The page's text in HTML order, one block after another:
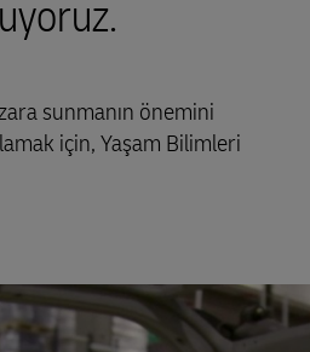
sunmanın önemini
için, Yaşam Bilimleri